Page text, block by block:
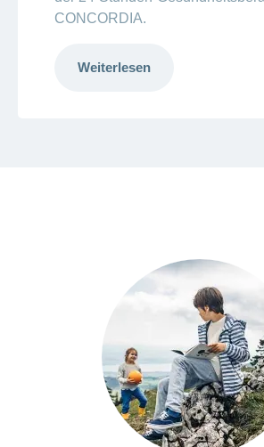
CONCORDIA.
Weiterlesen